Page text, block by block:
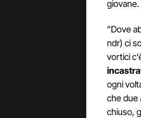
giovane.
”Dove
ndr) ci
vortici
ogni
che due
chiuso,